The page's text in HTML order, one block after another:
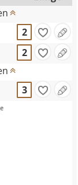
2
2
3